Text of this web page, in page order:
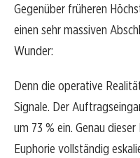
Gegenüber früheren
einen sehr massiven
Wunder:
Denn die operative
Signale. Der
um 73 % ein. Genau
Euphorie vollständig